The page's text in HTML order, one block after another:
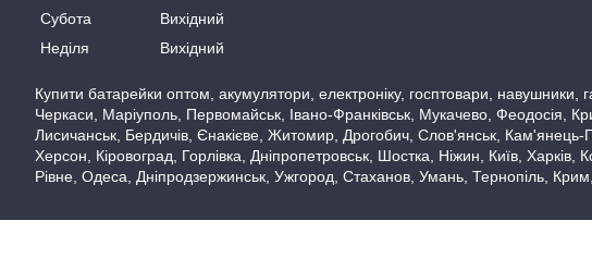
Субота
Вихідний
Неділя
Вихідний
Купити батарейки оптом, акумулятори, електроніку, госптовари, навушники,
Черкаси, Маріуполь, Первомайськ, Івано-Франківськ, Мукачево, Феодосія,
Лисичанськ, Бердичів, Єнакієве, Житомир, Дрогобич, Слов'янськ, Кам'янець-
Херсон, Кіровоград, Горлівка, Дніпропетровськ, Шостка, Ніжин, Київ,
Рівне, Одеса, Дніпродзержинськ, Ужгород, Стаханов, Умань, Тернопіль,